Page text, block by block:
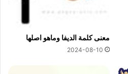
معنى كلمة الديفا وماهو اصلها
2024-08-10